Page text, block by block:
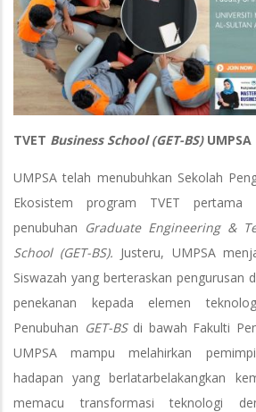
TVET Business School (GET-BS)UMPSA
UMPSA telah menubuhkan Sekolah
Ekosistem program TVET pertama
penubuhan Graduate Engineering &
School (GET-BS). Justeru, UMPSA
Siswazah yang berteraskan pengurusan
penekanan kepada elemen
Penubuhan GET-BS di bawah Fakulti
UMPSA mampu melahirkan
hadapan yang berlatarbelakangkan
memacu transformasi teknologi